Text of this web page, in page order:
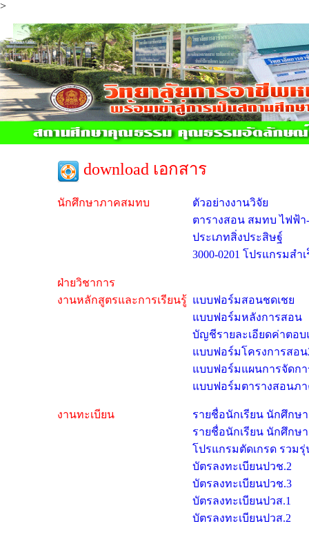
>
download เอกสาร
นักศึกษาภาคสมทบ
ตัวอย่างงานวิจัย
ตารางสอน สมทบ ไฟฟ้า
ประเภทสิ่งประสิษฐ์
3000-0201 โปรแกรมสำ
ฝ่ายวิชาการ
งานหลักสูตรและการเรียนรู้ แบบฟอร์มสอนชดเชย
แบบฟอร์มหลังการสอน
บัญชีรายละเอียดค่าตอ
แบบฟอร์มโครงการสอน
แบบฟอร์มแผนการจัดกา
แบบฟอร์มตารางสอนภ
งานทะเบียน
รายชื่อนักเรียน นักศึกษ
รายชื่อนักเรียน นักศึกษ
โปรแกรมตัดเกรด รวม
บัตรลงทะเบียนปวช.2
บัตรลงทะเบียนปวช.3
บัตรลงทะเบียนปวส.1
บัตรลงทะเบียนปวส.2